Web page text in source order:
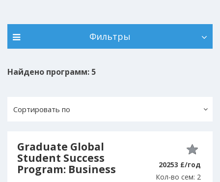
Фильтры
Найдено программ: 5
Сортировать по
Graduate Global
Student Success
Program: Business
20253 £/год
Кол-во сем: 2